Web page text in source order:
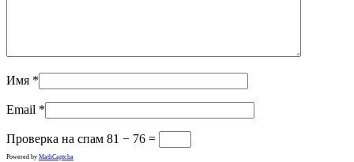
Имя *
Email *
Проверка на спам 81 − 76 =
Powered by MathCaptcha